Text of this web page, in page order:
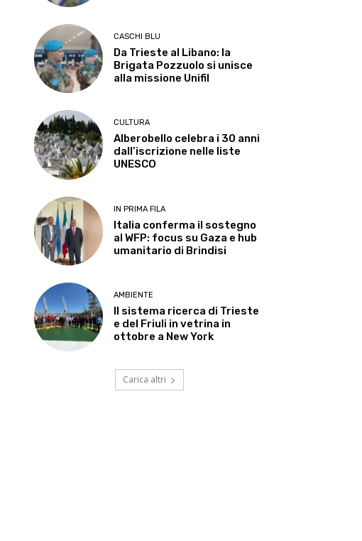
CASCHI BLU
Da Trieste al Libano: la
Brigata Pozzuolo si unisce
alla missione Unifil
CULTURA
Alberobello celebra i 30 anni
dall’iscrizione nelle liste
UNESCO
IN PRIMA FILA
Italia conferma il sostegno
al WFP: focus su Gaza e hub
umanitario di Brindisi
AMBIENTE
Il sistema ricerca di Trieste
e del Friuli in vetrina in
ottobre a New York
Carica altri